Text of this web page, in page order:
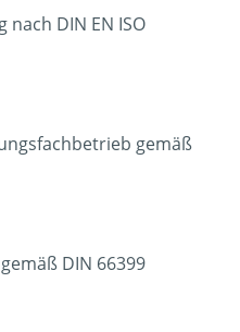
DIN EN ISO
gemäß
DIN 66399